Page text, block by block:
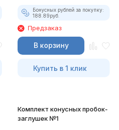
Бонусных рублей за покупку:
188.89руб.
Предзаказ
В корзину
Купить в 1 клик
Комплект конусных пробок-
заглушек №1